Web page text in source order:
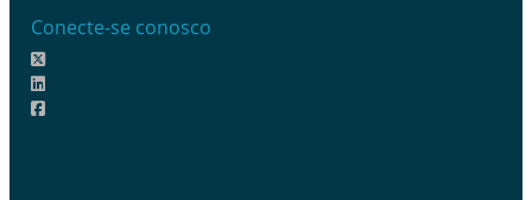
Conecte-se conosco